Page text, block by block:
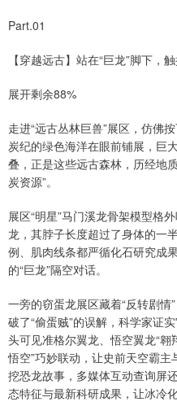
Part.01
【穿越远古】站在“巨龙”脚下，
展开剩余88%
走进“远古丛林巨兽”展区，仿
炭纪的绿色海洋在眼前铺展，巨
叠，正是这些远古森林，历经地
炭资源”。
展区“明星”马门溪龙骨架模型格
龙，其脖子长度超过了身体的一
例、肌肉线条都严循化石研究成
的“巨龙”隔空对话。
一旁的窃蛋龙展区藏着“反转剧
破了“偷蛋贼”的误解，科学家证
头可见准格尔翼龙、悟空翼龙“翱
悟空”巧妙联动，让史前天空霸
挖恐龙故事，多媒体互动查询屏
态特征与最新科研成果，让冰冷